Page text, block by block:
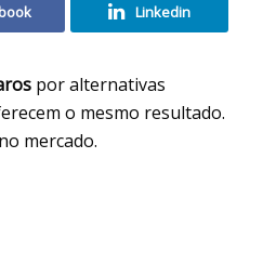
Linkedin
por alternativas
o mesmo resultado.
mercado.